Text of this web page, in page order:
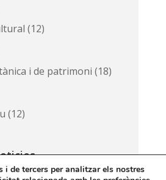
(12)
i de patrimoni (18)
(12)
i de tercers per analitzar els nostres